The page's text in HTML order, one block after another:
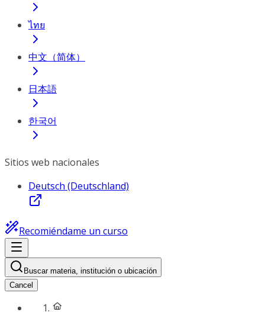
ไทย
中文（简体）
日本語
한국어
Sitios web nacionales
Deutsch (Deutschland)
Recomiéndame un curso
Buscar materia, institución o ubicación
Cancel